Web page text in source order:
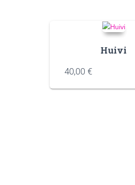
Huivi
40,00 €